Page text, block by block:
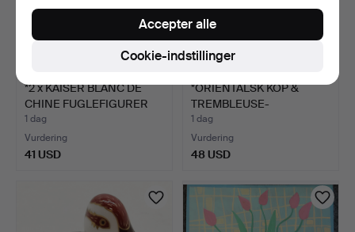
*2 x KAISER BLANC DE
CHINE FUGLEFIGURER
in…
1 dag
Vurdering
41 USD
*ORIENTALSK KOP &
TREMBLEUSE-
UNDERKOP.
1 dag
Vurdering
48 USD
Cookie-indstillinger
Accepter alle